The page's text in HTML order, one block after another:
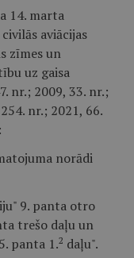
14. marta
aviācijas
zīmes un
uz gaisa
nr.; 2009, 33. nr.;
nr.; 2021, 66.
norādi
9. panta otro
trešo daļu un
panta 1.2 daļu".